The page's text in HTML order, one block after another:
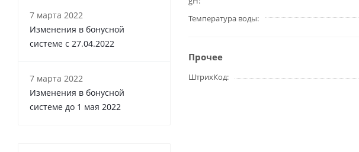
Температура воды
Прочее
ШтрихКод
7 марта 2022
Изменения в бонусной
системе с 27.04.2022
7 марта 2022
Изменения в бонусной
системе до 1 мая 2022